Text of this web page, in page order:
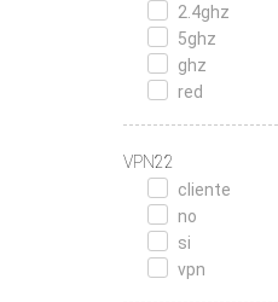
2.4ghz
5ghz
ghz
red
VPN22
cliente
no
si
vpn